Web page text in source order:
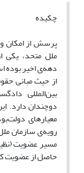
چکیده
پرسش از امکان
ملل متحد، یکی
دهه‌ی اخیر
از حیث مبانی
بین‌المللی
دوچندان دارد.
رویه‌ی سازمان
مسیر عضویت
حاصل از عضویت